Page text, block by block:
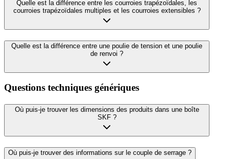
Quelle est la différence entre les courroies trapézoïdales, les
courroies trapézoïdales multiples et les courroies extensibles ?
Quelle est la différence entre une poulie de tension et une poulie
de renvoi ?
Questions techniques génériques
Où puis-je trouver les dimensions des produits dans une boîte
SKF ?
Où puis-je trouver des informations sur le couple de serrage ?